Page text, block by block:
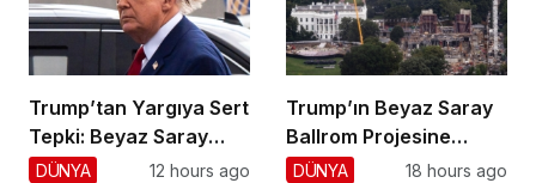
Trump’tan Yargıya Sert
Tepki: Beyaz Saray
Krizi!
DÜNYA 12 hours ago
Trump’ın Beyaz Saray
Ballrom Projesine
Durdurma
DÜNYA 18 hours ago